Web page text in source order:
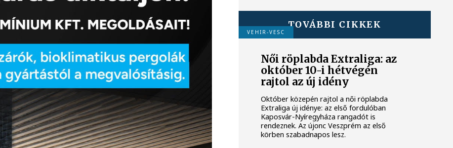
TOVÁBBI CIKKEK
VEHIR-VESC
Női röplabda Extraliga: az
október 10-i hétvégén
rajtol az új idény
Október közepén rajtol a női röplabda
Extraliga új idénye: az első fordulóban
Kaposvár-Nyíregyháza rangadót is
rendeznek. Az újonc Veszprém az első
körben szabadnapos lesz.